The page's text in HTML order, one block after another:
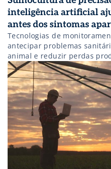
inteligência artificial
antes dos sintomas
Tecnologias de
antecipar problemas
animal e reduzir perdas